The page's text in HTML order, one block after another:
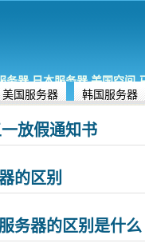
器,日本服务器,美国空间
美国服务器
韩国服务器
放假通知书
的区别
务器的区别是什么